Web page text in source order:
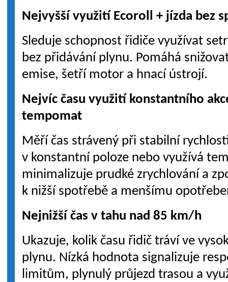
Nejvyšší využití Ecoroll + jízda bez
Sleduje schopnost řidiče využívat
bez přidávání plynu. Pomáhá
emise, šetří motor a hnací ústrojí.
Nejvíc času využití konstantního
tempomat
Měří čas strávený při stabilní
v konstantní poloze nebo využívá
minimalizuje prudké zrychlování a
k nižší spotřebě a menšímu
Nejnižší čas v tahu nad 85 km/h
Ukazuje, kolik času řidič tráví ve
plynu. Nízká hodnota signalizuje
limitům, plynulý průjezd trasou a